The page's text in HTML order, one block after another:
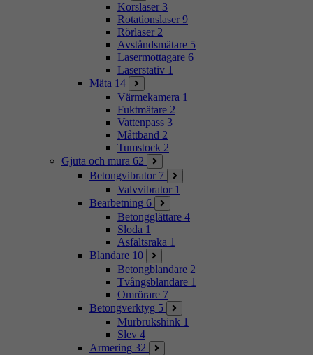
Korslaser 3
Rotationslaser 9
Rörlaser 2
Avståndsmätare 5
Lasermottagare 6
Laserstativ 1
Mäta 14
Värmekamera 1
Fuktmätare 2
Vattenpass 3
Måttband 2
Tumstock 2
Gjuta och mura 62
Betongvibrator 7
Valvvibrator 1
Bearbetning 6
Betongglättare 4
Sloda 1
Asfaltsraka 1
Blandare 10
Betongblandare 2
Tvångsblandare 1
Omrörare 7
Betongverktyg 5
Murbrukshink 1
Slev 4
Armering 32